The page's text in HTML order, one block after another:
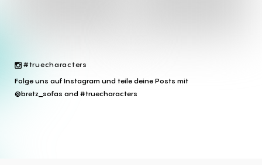
#truecharacters
Folge uns auf Instagram und teile deine Posts mit
@bretz_sofas and #truecharacters